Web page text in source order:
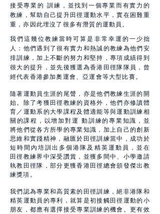
接受專業的 訓練，並找到一個專業而有實力的
教練，幫助自己提升田徑運動水平，實在困難重
重，亦因此埋沒了很多有潛質的運動員。
我們這幾位教練當時可算是非常幸運的一少拙
人：他們遇到了很有實力和熱誠的教練為他們安
排訓練，加上不斷的努力和堅持，專項成績得到
很大的提升，並先後獲選為香港田徑隊隊員，曾
經代表香港參加奧運會、亞運會等大型比賽。
隨著運動員生涯的尾聲，亦是他們教練生涯的開
始。除了考獲田徑教練的資格外，他們亦修讀體
育／運動系的大學課程及體適能等與運動訓練相
關的課程，以增加對運 動訓練的專業知識，並
將他們從各方所學的專業知識，加上自己的創新
思維和實踐精神，融匯於田徑訓練當中，成功於
短時間內培訓出多個港隊及精英運動員，並在
田徑教練界中深受讚賞，並獲多間中、小學邀請
執教田徑隊，部分更獲香港田徑總會頒發傑出教
練獎項。
我們認為專業和高質素的田徑訓練，絕非港隊和
精英運動員的專利，就算是初接觸田徑運動的小
朋友，都應有選擇接受專業訓練的機會。更有效